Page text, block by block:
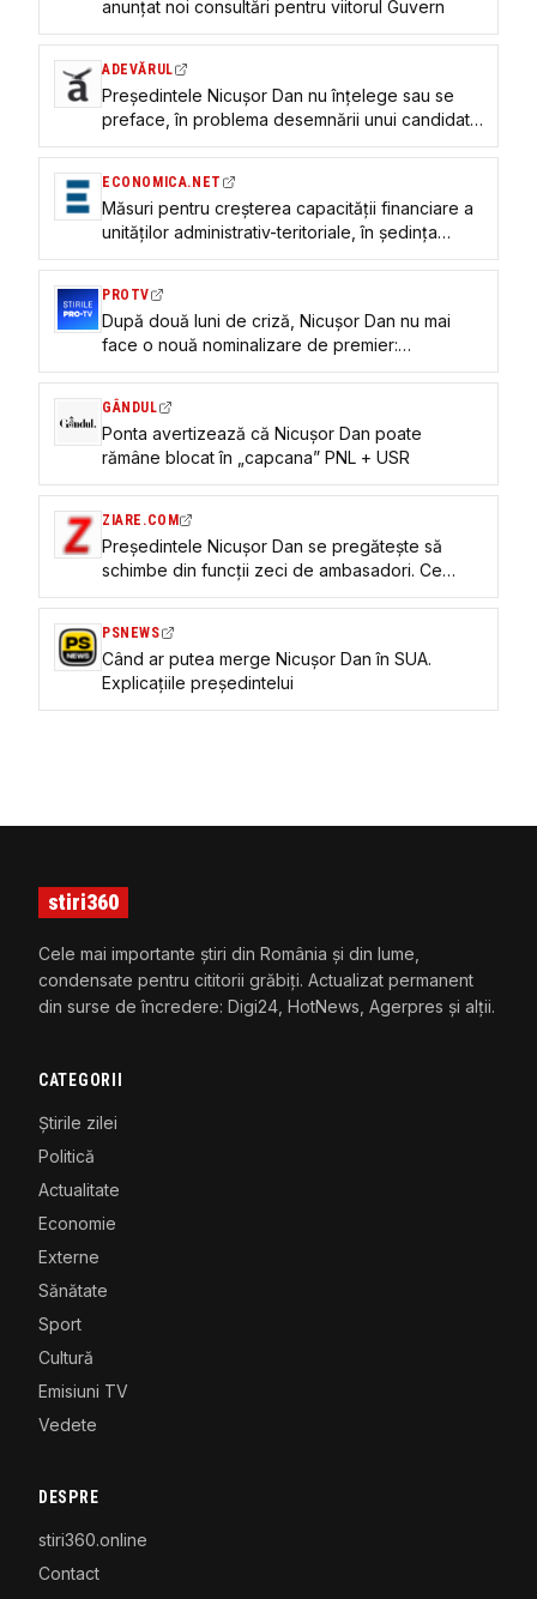
anunțat noi consultări pentru viitorul Guvern
ADEVĂRUL
Preşedintele Nicușor Dan nu înţelege sau se
preface, în problema desemnării unui candidat
la funcţia de prim-ministru?
ECONOMICA.NET
Măsuri pentru creșterea capacităţii financiare a
unităţilor administrativ-teritoriale, în şedinţa
Guvern de joi, 9 iulie 2027
PROTV
După două luni de criză, Nicușor Dan nu mai
face o nouă nominalizare de premier:
„Majoritatea nu e la președinte”
GÂNDUL
Ponta avertizează că Nicușor Dan poate
rămâne blocat în „capcana” PNL + USR
ZIARE.COM
Președintele Nicușor Dan se pregătește să
schimbe din funcții zeci de ambasadori. Ce
așteaptă șeful statului de la diplomați și care
PSNEWS
Când ar putea merge Nicușor Dan în SUA.
Explicațiile președintelui
stiri360
Cele mai importante știri din România și din lume,
condensate pentru cititorii grăbiți. Actualizat permanent
din surse de încredere: Digi24, HotNews, Agerpres și alții.
CATEGORII
Știrile zilei
Politică
Actualitate
Economie
Externe
Sănătate
Sport
Cultură
Emisiuni TV
Vedete
DESPRE
stiri360.online
Contact